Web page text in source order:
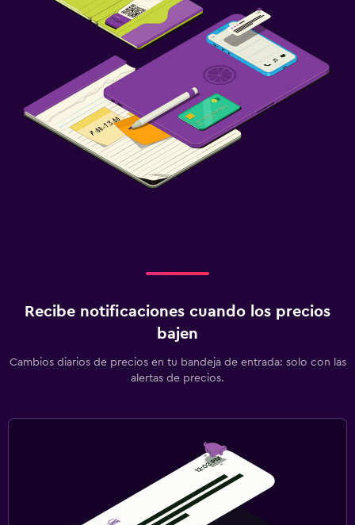
Recibe notificaciones cuando los precios
bajen
Cambios diarios de precios en tu bandeja de entrada: solo con las
alertas de precios.